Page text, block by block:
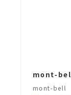
mont-bell
mont-bell